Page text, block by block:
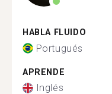
HABLA FLUIDO
Portugués
APRENDE
Inglés